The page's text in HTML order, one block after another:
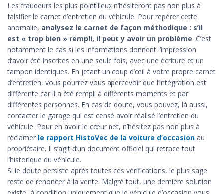
Les fraudeurs les plus pointilleux n’hésiteront pas non plus à
falsifier le carnet d’entretien du véhicule. Pour repérer cette
anomalie, analysez le carnet de façon méthodique : s’il
est « trop bien » rempli, il peut y avoir un problème. C’est
notamment le cas si les informations donnent l’impression
d’avoir été inscrites en une seule fois, avec une écriture et un
tampon identiques. En jetant un coup d’œil à votre propre carnet
d’entretien, vous pourrez vous apercevoir que l’intégration est
différente car il a été rempli à différents moments et par
différentes personnes. En cas de doute, vous pouvez, là aussi,
contacter le garage qui est censé avoir réalisé l’entretien du
véhicule. Pour en avoir le cœur net, n’hésitez pas non plus à
réclamer le rapport HistoVec de la voiture d’occasion au
propriétaire. Il s’agit d’un document officiel qui retrace tout
l’historique du véhicule.
Si le doute persiste après toutes ces vérifications, le plus sage
reste de renoncer à la vente. Malgré tout, une dernière solution